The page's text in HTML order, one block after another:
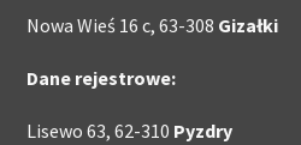
Nowa Wieś 16 c, 63-308 Gizałki
Dane rejestrowe:
Lisewo 63, 62-310 Pyzdry